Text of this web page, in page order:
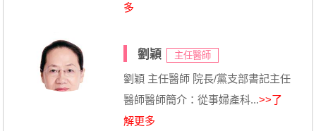
多
劉穎 主任醫師
劉穎 主任醫師 院長/黨支部書記主任
醫師醫師簡介：從事婦產科...>>了
解更多